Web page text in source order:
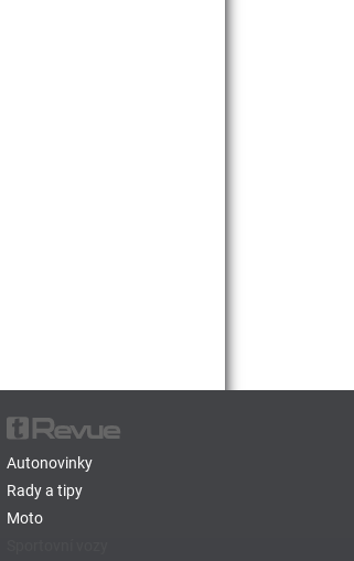
Autonovinky
Rady a tipy
Moto